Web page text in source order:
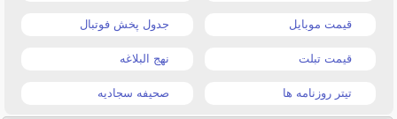
قیمت موبایل جدول پخش فوتبال
قیمت تبلت نهج البلاغه
تیتر روزنامه ها صحیفه سجادیه